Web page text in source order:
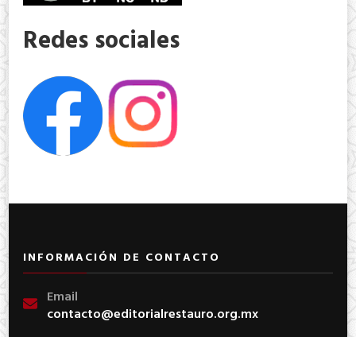
Redes sociales
INFORMACIÓN DE CONTACTO
Email
contacto@editorialrestauro.org.mx